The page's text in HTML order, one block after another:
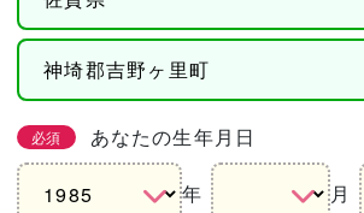
必須 あなたの生年月日
年 月